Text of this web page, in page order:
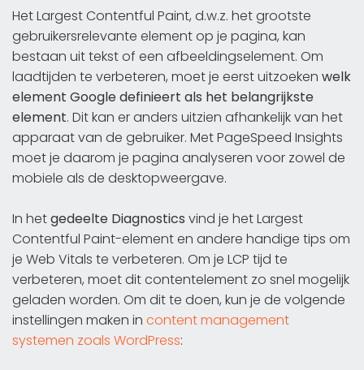
Het Largest Contentful Paint, d.w.z. het grootste
gebruikersrelevante element op je pagina, kan
bestaan uit tekst of een afbeeldingselement. Om
laadtijden te verbeteren, moet je eerst uitzoeken welk
element Google definieert als het belangrijkste
element. Dit kan er anders uitzien afhankelijk van het
apparaat van de gebruiker. Met PageSpeed Insights
moet je daarom je pagina analyseren voor zowel de
mobiele als de desktopweergave.
In hetgedeelte Diagnostics vind je het Largest
Contentful Paint-element en andere handige tips om
je Web Vitals te verbeteren. Om je LCP tijd te
verbeteren, moet dit contentelement zo snel mogelijk
geladen worden. Om dit te doen, kun je de volgende
instellingen maken in content management
systemen zoals WordPress: